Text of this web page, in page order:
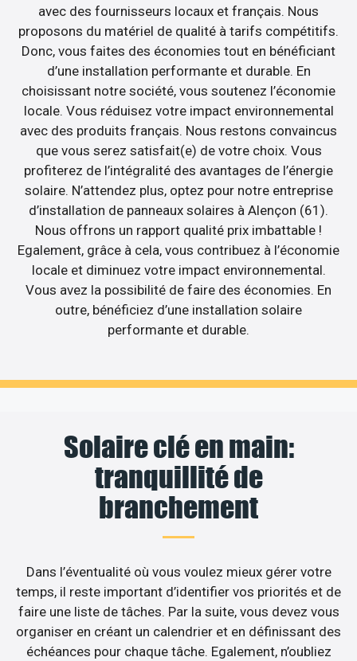
avec des fournisseurs locaux et français. Nous
proposons du matériel de qualité à tarifs compétitifs.
Donc, vous faites des économies tout en bénéficiant
d’une installation performante et durable. En
choisissant notre société, vous soutenez l’économie
locale. Vous réduisez votre impact environnemental
avec des produits français. Nous restons convaincus
que vous serez satisfait(e) de votre choix. Vous
profiterez de l’intégralité des avantages de l’énergie
solaire. N’attendez plus, optez pour notre entreprise
d’installation de panneaux solaires à Alençon (61).
Nous offrons un rapport qualité prix imbattable !
Egalement, grâce à cela, vous contribuez à l’économie
locale et diminuez votre impact environnemental.
Vous avez la possibilité de faire des économies. En
outre, bénéficiez d’une installation solaire
performante et durable.
Solaire clé en main:
tranquillité de
branchement
Dans l’éventualité où vous voulez mieux gérer votre
temps, il reste important d’identifier vos priorités et de
faire une liste de tâches. Par la suite, vous devez vous
organiser en créant un calendrier et en définissant des
échéances pour chaque tâche. Egalement, n’oubliez